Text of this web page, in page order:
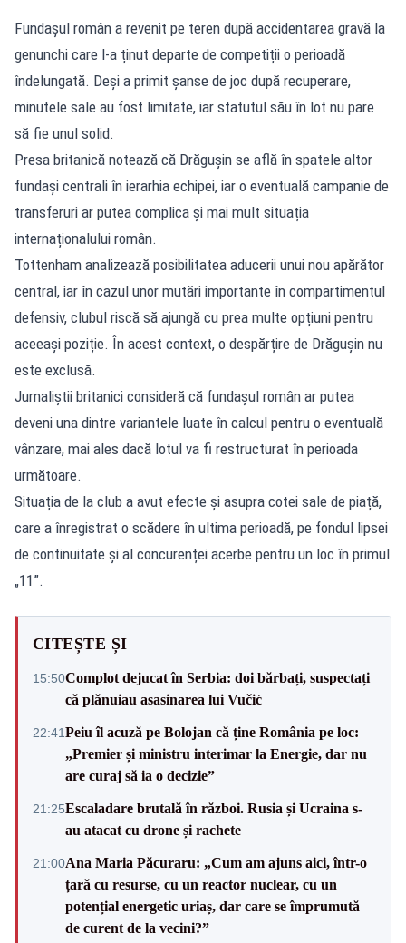
Fundașul român a revenit pe teren după accidentarea gravă la
genunchi care l-a ținut departe de competiții o perioadă
îndelungată. Deși a primit șanse de joc după recuperare,
minutele sale au fost limitate, iar statutul său în lot nu pare
să fie unul solid.
Presa britanică notează că Drăgușin se află în spatele altor
fundași centrali în ierarhia echipei, iar o eventuală campanie de
transferuri ar putea complica și mai mult situația
internaționalului român.
Tottenham analizează posibilitatea aducerii unui nou apărător
central, iar în cazul unor mutări importante în compartimentul
defensiv, clubul riscă să ajungă cu prea multe opțiuni pentru
aceeași poziție. În acest context, o despărțire de Drăgușin nu
este exclusă.
Jurnaliștii britanici consideră că fundașul român ar putea
deveni una dintre variantele luate în calcul pentru o eventuală
vânzare, mai ales dacă lotul va fi restructurat în perioada
următoare.
Situația de la club a avut efecte și asupra cotei sale de piață,
care a înregistrat o scădere în ultima perioadă, pe fondul lipsei
de continuitate și al concurenței acerbe pentru un loc în primul
„11”.
CITEȘTE ȘI
15:50Complot dejucat în Serbia: doi bărbați, suspectați
că plănuiau asasinarea lui Vučić
22:41Peiu îl acuză pe Bolojan că ține România pe loc:
„Premier și ministru interimar la Energie, dar nu
are curaj să ia o decizie”
21:25Escaladare brutală în război. Rusia și Ucraina s-
au atacat cu drone și rachete
21:00Ana Maria Păcuraru: „Cum am ajuns aici, într-o
țară cu resurse, cu un reactor nuclear, cu un
potențial energetic uriaș, dar care se împrumută
de curent de la vecini?”